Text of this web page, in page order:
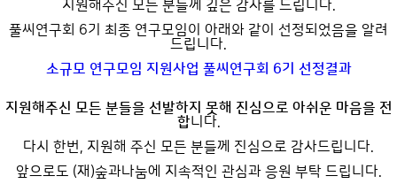
지원해주신 모든 분들께 깊은 감사를 드립니다.
풀씨연구회 6기 최종 연구모임이 아래와 같이 선정되었음을 알려
드립니다.
소규모 연구모임 지원사업 풀씨연구회 6기 선정결과
지원해주신 모든 분들을 선발하지 못해 진심으로 아쉬운 마음을 전
합니다.
다시 한번, 지원해 주신 모든 분들께 진심으로 감사드립니다.
앞으로도 (재)숲과나눔에 지속적인 관심과 응원 부탁 드립니다.